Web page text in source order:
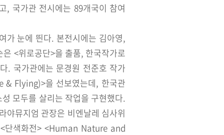
, 국가관 전시에는 89개국이 참여
가 눈에 띈다. 본전시에는 김아영,
<위로공단>을 출품, 한국작가로
. 국가관에는 문경원 전준호 작가
Flying)>을 선보였는데, 한국관
모두를 살리는 작업을 구현했다.
야뮤지엄 관장은 비엔날레 심사위
단색화전> <Human Nature and